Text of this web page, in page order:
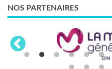
NOS PARTENAIRES